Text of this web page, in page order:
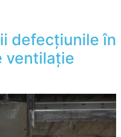
defecțiunile în
ventilație